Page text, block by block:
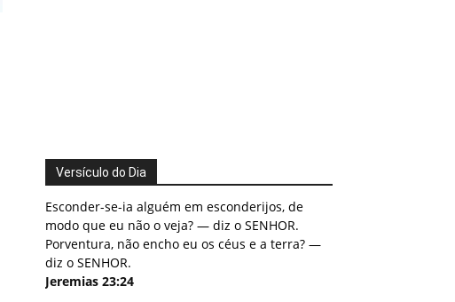
Versículo do Dia
Esconder-se-ia alguém em esconderijos, de
modo que eu não o veja? — diz o SENHOR.
Porventura, não encho eu os céus e a terra? —
diz o SENHOR.
Jeremias 23:24